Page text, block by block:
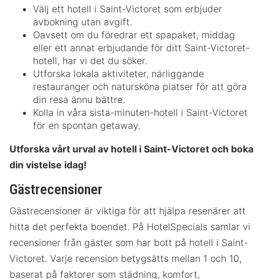
Välj ett hotell i Saint-Victoret som erbjuder
avbokning utan avgift.
Oavsett om du föredrar ett spapaket, middag
eller ett annat erbjudande för ditt Saint-Victoret-
hotell, har vi det du söker.
Utforska lokala aktiviteter, närliggande
restauranger och natursköna platser för att göra
din resa ännu bättre.
Kolla in våra sista-minuten-hotell i Saint-Victoret
för en spontan getaway.
Utforska vårt urval av hotell i Saint-Victoret och boka
din vistelse idag!
Gästrecensioner
Gästrecensioner är viktiga för att hjälpa resenärer att
hitta det perfekta boendet. På HotelSpecials samlar vi
recensioner från gäster som har bott på hotell i Saint-
Victoret. Varje recension betygsätts mellan 1 och 10,
baserat på faktorer som städning, komfort,